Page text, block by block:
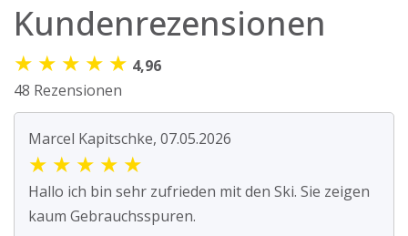
Kundenrezensionen
★ ★ ★ ★ ★ 4,96
48 Rezensionen
Marcel Kapitschke, 07.05.2026
★ ★ ★ ★ ★
Hallo ich bin sehr zufrieden mit den Ski. Sie zeigen
kaum Gebrauchsspuren.